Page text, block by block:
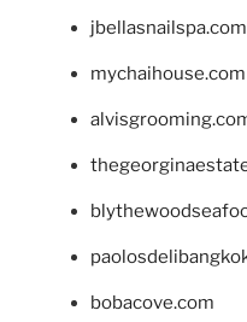
jbellasnailspa.com
mychaihouse.com
bobacove.com